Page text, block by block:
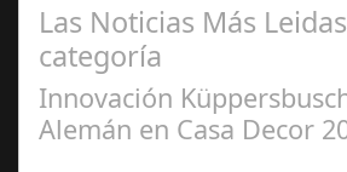
Las Noticias Más
categoría
Innovación
Alemán en Casa Decor